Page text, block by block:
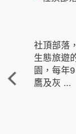
社頂部落
生態旅遊
園，每年
鷹及灰 ...